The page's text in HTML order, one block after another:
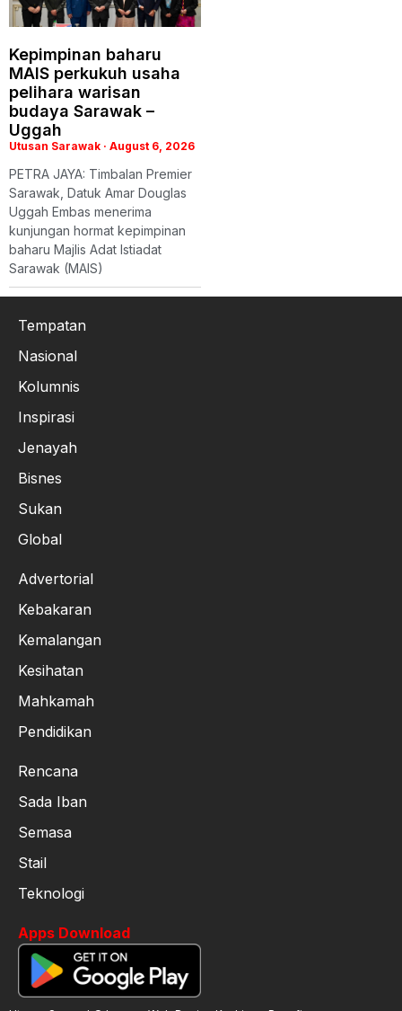
Kepimpinan baharu
MAIS perkukuh usaha
pelihara warisan
budaya Sarawak –
Uggah
Utusan Sarawak August 6, 2026
PETRA JAYA: Timbalan Premier
Sarawak, Datuk Amar Douglas
Uggah Embas menerima
kunjungan hormat kepimpinan
baharu Majlis Adat Istiadat
Sarawak (MAIS)
Tempatan
Nasional
Kolumnis
Inspirasi
Jenayah
Bisnes
Sukan
Global
Advertorial
Kebakaran
Kemalangan
Kesihatan
Mahkamah
Pendidikan
Rencana
Sada Iban
Semasa
Stail
Teknologi
Apps Download